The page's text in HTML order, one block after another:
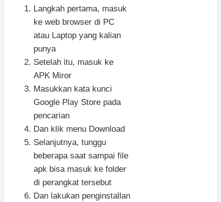
Langkah pertama, masuk
ke web browser di PC
atau Laptop yang kalian
punya
Setelah itu, masuk ke
APK Miror
Masukkan kata kunci
Google Play Store pada
pencarian
Dan klik menu Download
Selanjutnya, tunggu
beberapa saat sampai file
apk bisa masuk ke folder
di perangkat tersebut
Dan lakukan penginstallan